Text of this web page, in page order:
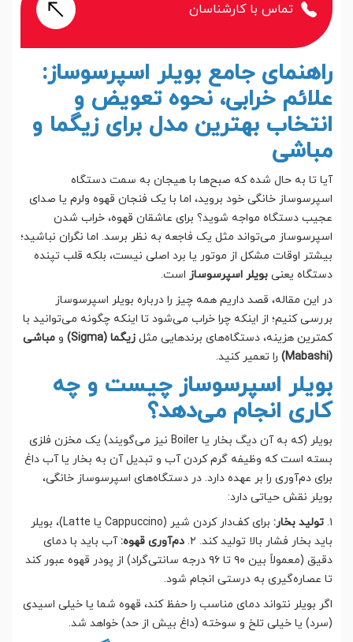
تماس با کارشناسان
راهنمای جامع بویلر اسپرسوساز:
علائم خرابی، نحوه تعویض و
انتخاب بهترین مدل برای زیگما و
مباشی
آیا تا به حال شده که صبح‌ها با هیجان به سمت دستگاه
اسپرسوساز خانگی خود بروید، اما با یک فنجان قهوه ولرم یا صدای
عجیب دستگاه مواجه شوید؟ برای عاشقان قهوه، خراب شدن
اسپرسوساز می‌تواند مثل یک فاجعه به نظر برسد. اما نگران نباشید؛
بیشتر اوقات مشکل از موتور یا برد اصلی نیست، بلکه قلب تپنده
دستگاه یعنی بویلر اسپرسوساز است.
در این مقاله، قصد داریم همه چیز را درباره بویلر اسپرسوساز
بررسی کنیم؛ از اینکه چرا خراب می‌شود تا اینکه چگونه می‌توانید با
کمترین هزینه، دستگاه‌های برندهایی مثل زیگما (Sigma) و مباشی
(Mabashi)
را تعمیر کنید.
بویلر اسپرسوساز چیست و چه
کاری انجام می‌دهد؟
بویلر (که به آن دیگ بخار یا Boiler نیز می‌گویند) یک مخزن فلزی
بسته است که وظیفه گرم کردن آب و تبدیل آن به بخار یا آب داغ
برای دم‌آوری را بر عهده دارد. در دستگاه‌های اسپرسوساز خانگی،
بویلر نقش حیاتی دارد:
۱. تولید بخار:
برای کف‌دار کردن شیر (Cappuccino یا Latte)، بویلر
باید بخار فشار بالا تولید کند. ۲.
دم‌آوری قهوه: آب باید با دمای
دقیق (معمولاً بین ۹۰ تا ۹۶ درجه سانتی‌گراد) از پودر قهوه عبور کند
تا عصاره‌گیری به درستی انجام شود.
اگر بویلر نتواند دمای مناسب را حفظ کند، قهوه شما یا خیلی اسیدی
(سرد) یا خیلی تلخ و سوخته (داغ بیش از حد) خواهد شد.